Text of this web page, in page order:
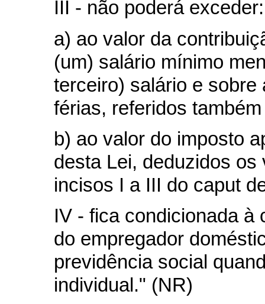
III - não poderá exceder:
a) ao valor da
(um) salário mínimo
terceiro) salário e sobre
férias, referidos
b) ao valor do imposto
desta Lei, deduzidos
incisos I a III do caput
IV - fica condicionada à
do empregador
previdência social
individual." (NR)